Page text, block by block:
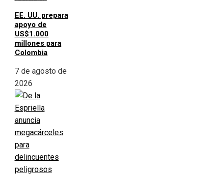
EE. UU. prepara
apoyo de
US$1.000
millones para
Colombia
7 de agosto de
2026